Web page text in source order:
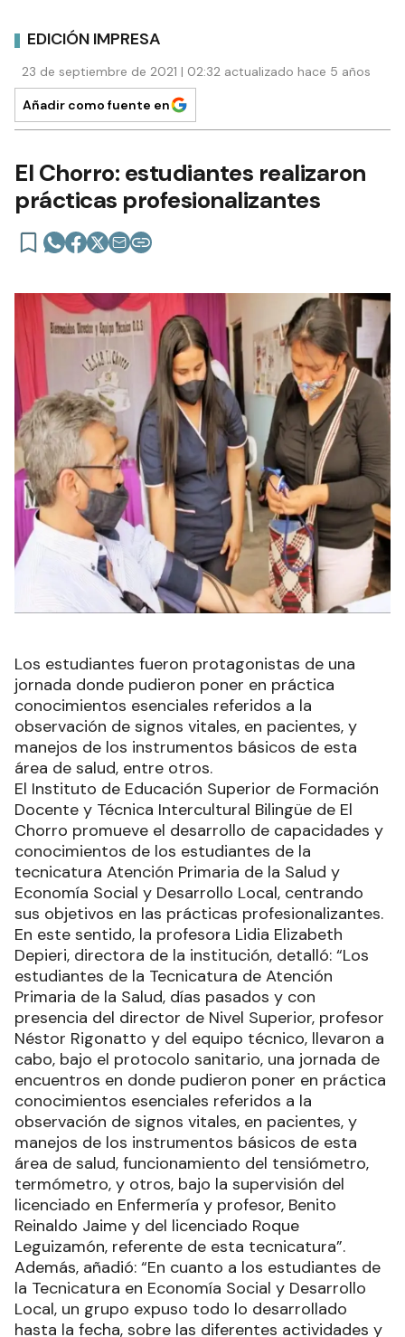
EDICIÓN IMPRESA
23 de septiembre de 2021 | 02:32 actualizado hace 5 años
Añadir como fuente en
El Chorro: estudiantes realizaron
prácticas profesionalizantes
Los estudiantes fueron protagonistas de una
jornada donde pudieron poner en práctica
conocimientos esenciales referidos a la
observación de signos vitales, en pacientes, y
manejos de los instrumentos básicos de esta
área de salud, entre otros.
El Instituto de Educación Superior de Formación
Docente y Técnica Intercultural Bilingüe de El
Chorro promueve el desarrollo de capacidades y
conocimientos de los estudiantes de la
tecnicatura Atención Primaria de la Salud y
Economía Social y Desarrollo Local, centrando
sus objetivos en las prácticas profesionalizantes.
En este sentido, la profesora Lidia Elizabeth
Depieri, directora de la institución, detalló: “Los
estudiantes de la Tecnicatura de Atención
Primaria de la Salud, días pasados y con
presencia del director de Nivel Superior, profesor
Néstor Rigonatto y del equipo técnico, llevaron a
cabo, bajo el protocolo sanitario, una jornada de
encuentros en donde pudieron poner en práctica
conocimientos esenciales referidos a la
observación de signos vitales, en pacientes, y
manejos de los instrumentos básicos de esta
área de salud, funcionamiento del tensiómetro,
termómetro, y otros, bajo la supervisión del
licenciado en Enfermería y profesor, Benito
Reinaldo Jaime y del licenciado Roque
Leguizamón, referente de esta tecnicatura”.
Además, añadió: “En cuanto a los estudiantes de
la Tecnicatura en Economía Social y Desarrollo
Local, un grupo expuso todo lo desarrollado
hasta la fecha, sobre las diferentes actividades y